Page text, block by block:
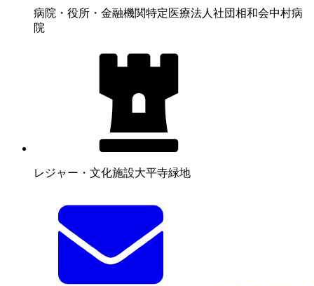
病院・役所・金融機関特定医療法人社団相和会中村病
院
レジャー・文化施設大平寺緑地